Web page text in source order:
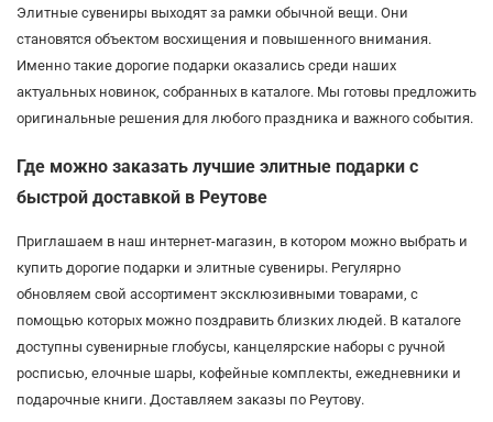
Элитные сувениры выходят за рамки обычной вещи. Они
становятся объектом восхищения и повышенного внимания.
Именно такие дорогие подарки оказались среди наших
актуальных новинок, собранных в каталоге. Мы готовы предложить
оригинальные решения для любого праздника и важного события.
Где можно заказать лучшие элитные подарки с
быстрой доставкой в Реутове
Приглашаем в наш интернет-магазин, в котором можно выбрать и
купить дорогие подарки и элитные сувениры. Регулярно
обновляем свой ассортимент эксклюзивными товарами, с
помощью которых можно поздравить близких людей. В каталоге
доступны сувенирные глобусы, канцелярские наборы с ручной
росписью, елочные шары, кофейные комплекты, ежедневники и
подарочные книги. Доставляем заказы по Реутову.